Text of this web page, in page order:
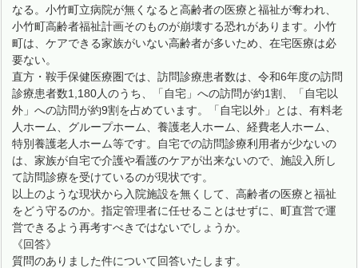
なる。小竹町立病院が無くなると高齢者の医療と福祉が奪われ、
小竹町高齢者福祉計画そのものが崩壊する恐れがあります。小竹
町は、ケアできる家族がいない高齢者が多いため、在宅医療は必
要ない。
直方・鞍手保健医療圏では、訪問診療患者数は、令和6年度の訪問
診療患者数1,180人のうち、「自宅」への訪問が約1割、「自宅以
外」への訪問が約9割を占めています。「自宅以外」とは、有料老
人ホーム、グループホーム、養護老人ホーム、経費老人ホーム、
特別養護老人ホーム等です。自宅での訪問診療利用者が少ないの
は、家族が自宅で介護や看護のケアが出来ないので、施設入所し
て訪問診療を受けているのが現状です。
以上のような現状から入院施設を無くして、高齢者の医療と福祉
をどう守るのか。指定管理者に任せることはせずに、町直営で運
営できるよう再考すべきではないでしょうか。
《回答》
質問のありました件について回答いたします。